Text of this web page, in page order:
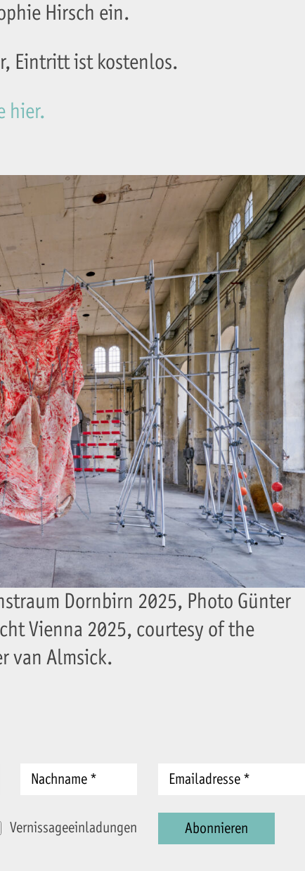
Hirsch ein.
Eintritt ist kostenlos.
hier.
Dornbirn 2025, Photo Günter
Vienna 2025, courtesy of the
van Almsick.
Vernissageeinladungen